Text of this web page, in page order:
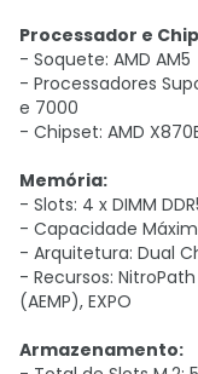
Processador e
- Soquete: AMD AM5
- Processadores
e 7000
- Chipset: AMD
Memória:
- Slots: 4 x DIMM
- Capacidade
- Arquitetura: Dual
- Recursos:
(AEMP), EXPO
Armazenamento: